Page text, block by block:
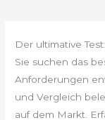
Der ultimative
Sie suchen das
Anforderungen
und Vergleich
auf dem Markt.